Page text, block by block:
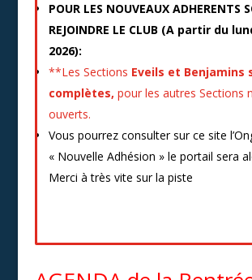
POUR LES NOUVEAUX ADHERENTS
REJOINDRE LE CLUB (A partirdu
2026):
**Les Sections Eveils et Benjamins
complètes, pour les autres Sections
ouverts.
Vous pourrez consulter sur ce site
« Nouvelle Adhésion » le portail sera
Merci à très vite sur la piste